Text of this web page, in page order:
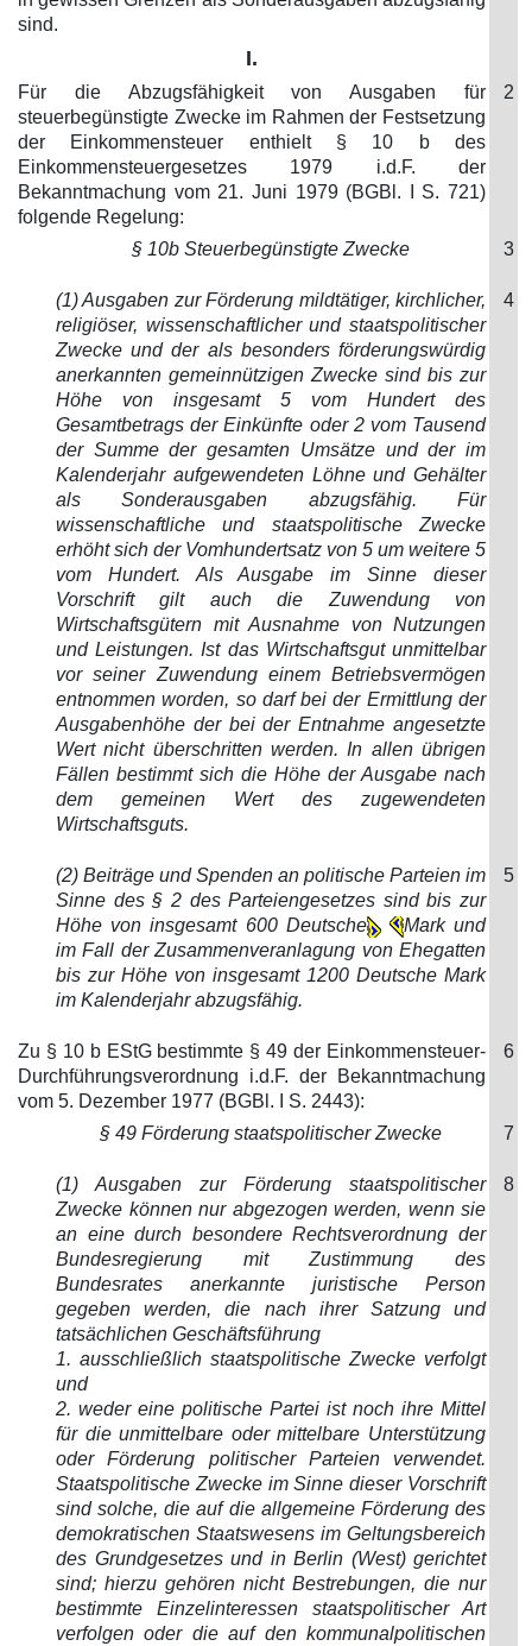
sind.
I.
Für die Abzugsfähigkeit von Ausgaben für
steuerbegünstigte Zwecke im Rahmen der Festsetzung
der Einkommensteuer enthielt § 10 b des
Einkommensteuergesetzes 1979 i.d.F. der
Bekanntmachung vom 21. Juni 1979 (BGBl. I S. 721)
folgende Regelung:
2
§ 10b Steuerbegünstigte Zwecke 3
(1) Ausgaben zur Förderung mildtätiger, kirchlicher,
religiöser, wissenschaftlicher und staatspolitischer
Zwecke und der als besonders förderungswürdig
anerkannten gemeinnützigen Zwecke sind bis zur
Höhe von insgesamt 5 vom Hundert des
Gesamtbetrags der Einkünfte oder 2 vom Tausend
der Summe der gesamten Umsätze und der im
Kalenderjahr aufgewendeten Löhne und Gehälter
als Sonderausgaben abzugsfähig. Für
wissenschaftliche und staatspolitische Zwecke
erhöht sich der Vomhundertsatz von 5 um weitere 5
vom Hundert. Als Ausgabe im Sinne dieser
Vorschrift gilt auch die Zuwendung von
Wirtschaftsgütern mit Ausnahme von Nutzungen
und Leistungen. Ist das Wirtschaftsgut unmittelbar
vor seiner Zuwendung einem Betriebsvermögen
entnommen worden, so darf bei der Ermittlung der
Ausgabenhöhe der bei der Entnahme angesetzte
Wert nicht überschritten werden. In allen übrigen
Fällen bestimmt sich die Höhe der Ausgabe nach
dem gemeinen Wert des zugewendeten
Wirtschaftsguts.
4
(2) Beiträge und Spenden an politische Parteien im
Sinne des § 2 des Parteiengesetzes sind bis zur
Höhe von insgesamt 600 Deutsche
Mark und
im Fall der Zusammenveranlagung von Ehegatten
bis zur Höhe von insgesamt 1200 Deutsche Mark
im Kalenderjahr abzugsfähig.
5
Zu § 10 b EStG bestimmte § 49 der Einkommensteuer-
Durchführungsverordnung i.d.F. der Bekanntmachung
vom 5. Dezember 1977 (BGBl. I S. 2443):
6
§ 49 Förderung staatspolitischer Zwecke 7
(1) Ausgaben zur Förderung staatspolitischer
Zwecke können nur abgezogen werden, wenn sie
an eine durch besondere Rechtsverordnung der
Bundesregierung mit Zustimmung des
Bundesrates anerkannte juristische Person
gegeben werden, die nach ihrer Satzung und
tatsächlichen Geschäftsführung
1. ausschließlich staatspolitische Zwecke verfolgt
und
2. weder eine politische Partei ist noch ihre Mittel
für die unmittelbare oder mittelbare Unterstützung
oder Förderung politischer Parteien verwendet.
Staatspolitische Zwecke im Sinne dieser Vorschrift
sind solche, die auf die allgemeine Förderung des
demokratischen Staatswesens im Geltungsbereich
des Grundgesetzes und in Berlin (West) gerichtet
sind; hierzu gehören nicht Bestrebungen, die nur
bestimmte Einzelinteressen staatspolitischer Art
verfolgen oder die auf den kommunalpolitischen
8